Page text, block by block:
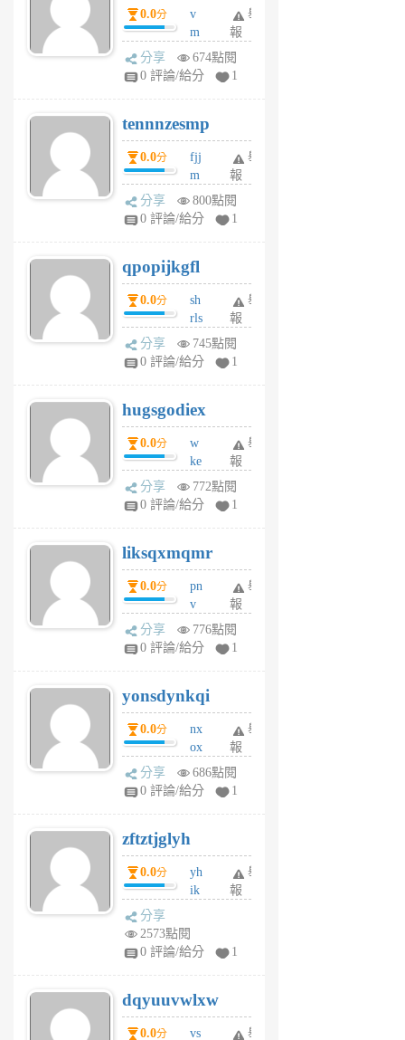
月
前
0.0分
v
m
sg
sr
6
個
月
前
舉
報
分享
674點閱
0 評論/給分
1
tennnzesmp
0.0分
fjj
m
w
rs
6
個
月
前
舉
報
分享
800點閱
0 評論/給分
1
qpopijkgfl
0.0分
sh
rls
k
m
6
個
月
前
舉
報
分享
745點閱
0 評論/給分
1
hugsgodiex
0.0分
w
ke
rv
pj
6
個
月
前
舉
報
分享
772點閱
0 評論/給分
1
liksqxmqmr
0.0分
pn
v
wt
sv
6
個
月
前
舉
報
分享
776點閱
0 評論/給分
1
yonsdynkqi
0.0分
nx
ox
rh
pe
月
前
舉
報
分享
686點閱
0 評論/給分
1
zftztjglyh
0.0分
yh
ik
tu
6
個
月
舉
報
分享
2573點閱
0 評論/給分
1
dqyuuvwlxw
0.0分
vs
舉